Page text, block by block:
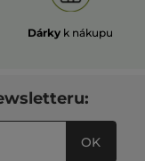
Dárky k nákupu
OK